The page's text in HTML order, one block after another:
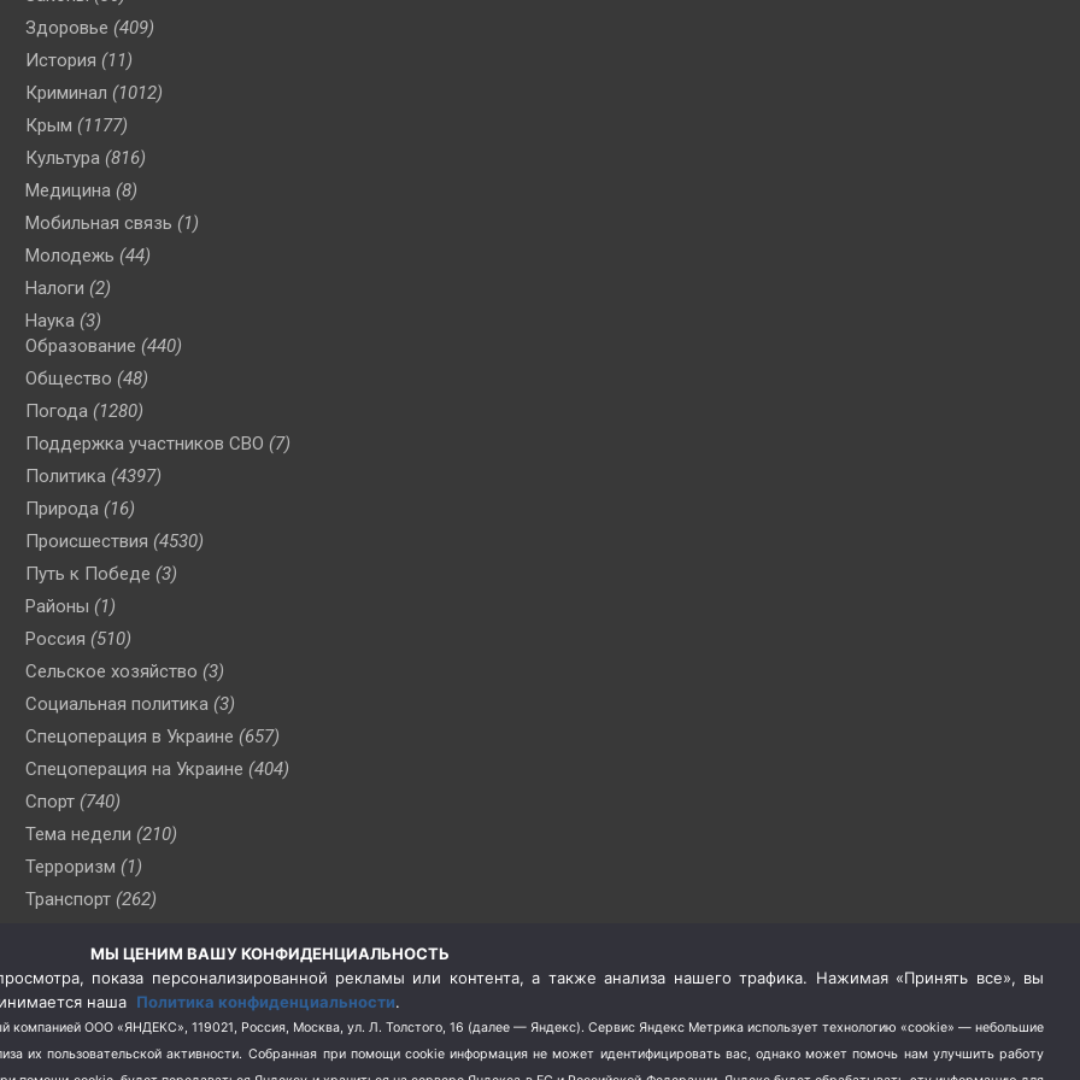
Здоровье (409)
История (11)
Криминал (1012)
Крым (1177)
Культура (816)
Медицина (8)
Мобильная связь (1)
Молодежь (44)
Налоги (2)
Наука (3)
Образование (440)
Общество (48)
Погода (1280)
Поддержка участников СВО (7)
Политика (4397)
Природа (16)
Происшествия (4530)
Путь к Победе (3)
Районы (1)
Россия (510)
Сельское хозяйство (3)
Социальная политика (3)
Спецоперация в Украине (657)
Спецоперация на Украине (404)
Спорт (740)
Тема недели (210)
Терроризм (1)
Транспорт (262)
(76)
Цены (2)
Школа и спорт (2)
Экология (8)
МЫ ЦЕНИМ ВАШУ КОНФИДЕНЦИАЛЬНОСТЬ
показа персонализированной рекламы или контента, а также анализа нашего трафика. Нажимая «Принять все», вы
наша Политика конфиденциальности.
компанией ООО «ЯНДЕКС», 119021, Россия, Москва, ул. Л. Толстого, 16 (далее — Яндекс). Сервис Яндекс Метрика использует технологию «cookie» — небольшие
их пользовательской активности. Собранная при помощи cookie информация не может идентифицировать вас, однако может помочь нам улучшить работу